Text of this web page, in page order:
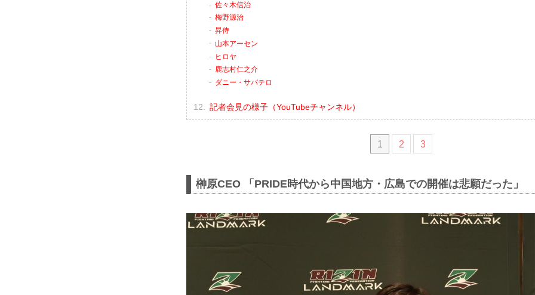
佐々木信治
梅野源治
昇侍
山本アーセン
ヒロヤ
鹿志村仁之介
ダニー・サバテロ
記者会見の様子（YouTubeチャンネル）
1 2 3
榊原CEO 「PRIDE時代から中国地方・広島での開催は悲願だった」